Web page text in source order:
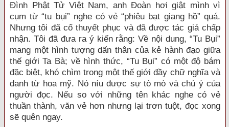
Đình Phật Tử Việt Nam, anh Đoàn hơi giật mình vì
cụm từ “tu bụi” nghe có vẻ “phiêu bạt giang hồ” quá.
Nhưng tôi đã cố thuyết phục và đã được tác giả chấp
nhận. Tôi đã đưa ra ý kiến rằng: Về nội dung, “Tu Bụi”
mang một hình tượng dấn thân của kẻ hành đạo giữa
thế giới Ta Bà; về hình thức, “Tu Bụi” có một độ bám
đặc biệt, khó chìm trong một thế giới đầy chữ nghĩa và
danh từ hoa mỹ. Nó níu được sự tò mò và chú ý của
người đọc. Nếu so với những tên khác nghe có vẻ
thuần thành, văn vẻ hơn nhưng lại trơn tuột, đọc xong
sẽ quên ngay.